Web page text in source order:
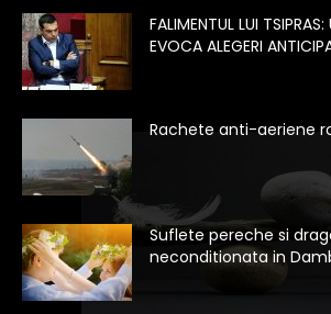
FALIMENTUL LUI
EVOCA ALEGERI
Rachete anti-aeriene
Suflete pereche si
neconditionata in